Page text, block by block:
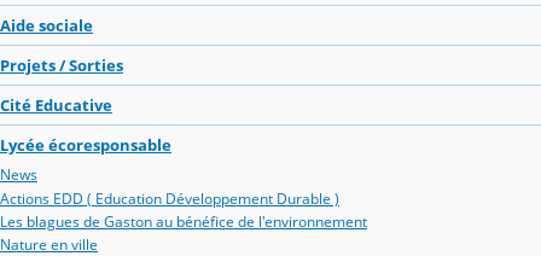
Aide sociale
Projets / Sorties
Cité Educative
Lycée écoresponsable
News
Actions EDD ( Education Développement Durable )
Les blagues de Gaston au bénéfice de l'environnement
Nature en ville